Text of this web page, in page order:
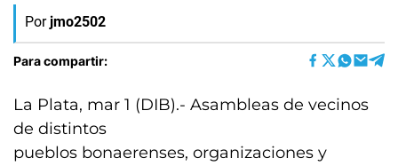
Por jmo2502
Para compartir:
La Plata, mar 1 (DIB).- Asambleas de vecinos
de distintos
pueblos bonaerenses, organizaciones y